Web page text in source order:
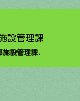
設管理課
設管理課.